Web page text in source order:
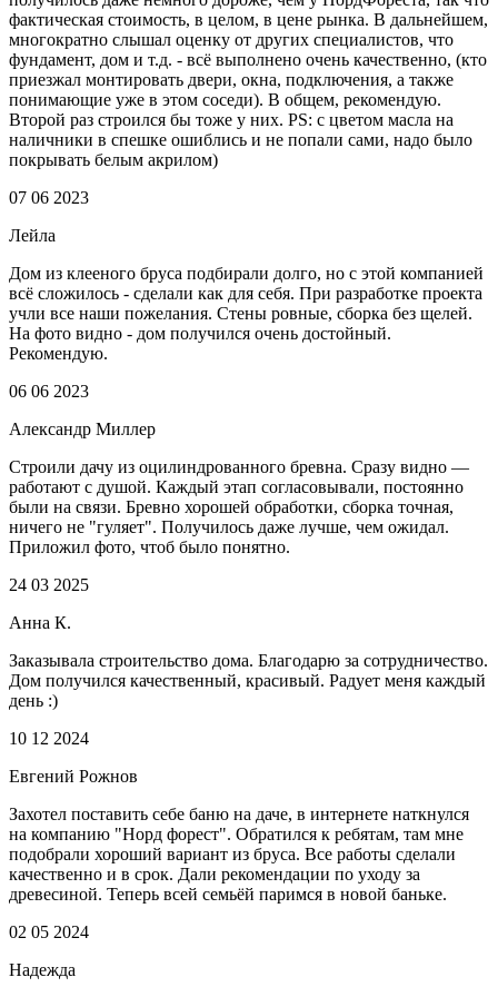
фактическая стоимость, в целом, в цене рынка. В дальнейшем,
многократно слышал оценку от других специалистов, что
фундамент, дом и т.д. - всё выполнено очень качественно, (кто
приезжал монтировать двери, окна, подключения, а также
понимающие уже в этом соседи). В общем, рекомендую.
Второй раз строился бы тоже у них. PS: с цветом масла на
наличники в спешке ошиблись и не попали сами, надо было
покрывать белым акрилом)
07 06 2023
Лейла
Дом из клееного бруса подбирали долго, но с этой компанией
всё сложилось - сделали как для себя. При разработке проекта
учли все наши пожелания. Стены ровные, сборка без щелей.
На фото видно - дом получился очень достойный.
Рекомендую.
06 06 2023
Александр Миллер
Строили дачу из оцилиндрованного бревна. Сразу видно —
работают с душой. Каждый этап согласовывали, постоянно
были на связи. Бревно хорошей обработки, сборка точная,
ничего не "гуляет". Получилось даже лучше, чем ожидал.
Приложил фото, чтоб было понятно.
24 03 2025
Анна К.
Заказывала строительство дома. Благодарю за сотрудничество.
Дом получился качественный, красивый. Радует меня каждый
день :)
10 12 2024
Евгений Рожнов
Захотел поставить себе баню на даче, в интернете наткнулся
на компанию "Норд форест". Обратился к ребятам, там мне
подобрали хороший вариант из бруса. Все работы сделали
качественно и в срок. Дали рекомендации по уходу за
древесиной. Теперь всей семьёй паримся в новой баньке.
02 05 2024
Надежда